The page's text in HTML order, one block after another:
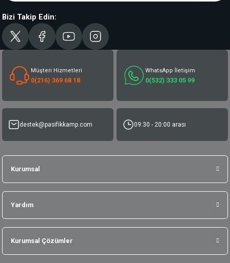
Bizi Takip Edin:
Müşteri Hizmetleri
0(216) 369 68 18
WhatsApp İletişim
0(532) 333 05 99
destek@pasifikkamp.com 09:30 - 20:00 arası
Kurumsal
Yardım
Kurumsal Çözümler